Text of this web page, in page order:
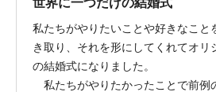
世界に一つだけの結婚式
私たちがやりたいことや好きなこと
き取り、それを形にしてくれてオリ
の結婚式になりました。
私たちがやりたかったことで前例